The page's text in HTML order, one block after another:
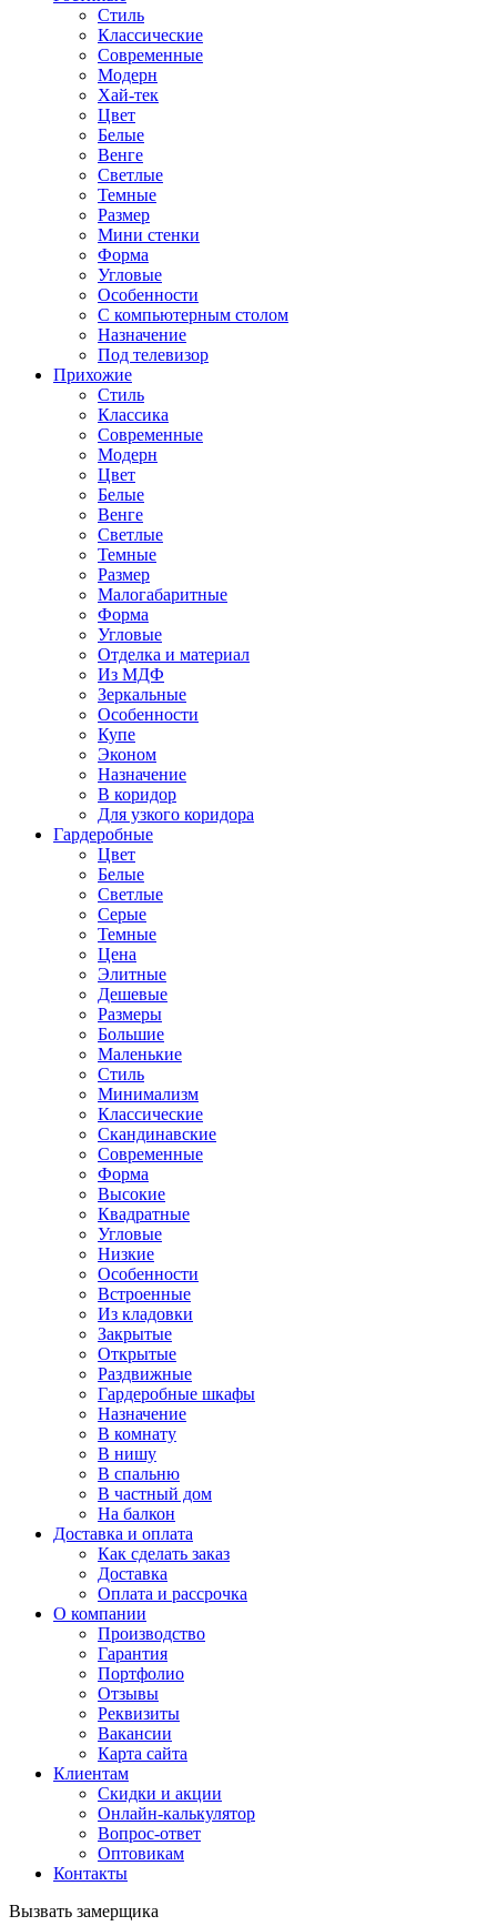
Стиль
Классические
Современные
Модерн
Хай-тек
Цвет
Белые
Венге
Светлые
Темные
Размер
Мини стенки
Форма
Угловые
Особенности
С компьютерным столом
Назначение
Под телевизор
Прихожие
Стиль
Классика
Современные
Модерн
Цвет
Белые
Венге
Светлые
Темные
Размер
Малогабаритные
Форма
Угловые
Отделка и материал
Из МДФ
Зеркальные
Особенности
Купе
Эконом
Назначение
В коридор
Для узкого коридора
Гардеробные
Цвет
Белые
Светлые
Серые
Темные
Цена
Элитные
Дешевые
Размеры
Большие
Маленькие
Стиль
Минимализм
Классические
Скандинавские
Современные
Форма
Высокие
Квадратные
Угловые
Низкие
Особенности
Встроенные
Из кладовки
Закрытые
Открытые
Раздвижные
Гардеробные шкафы
Назначение
В комнату
В нишу
В спальню
В частный дом
На балкон
Доставка и оплата
Как сделать заказ
Доставка
Оплата и рассрочка
О компании
Производство
Гарантия
Портфолио
Отзывы
Реквизиты
Вакансии
Карта сайта
Клиентам
Скидки и акции
Онлайн-калькулятор
Вопрос-ответ
Оптовикам
Контакты
Вызвать замерщика